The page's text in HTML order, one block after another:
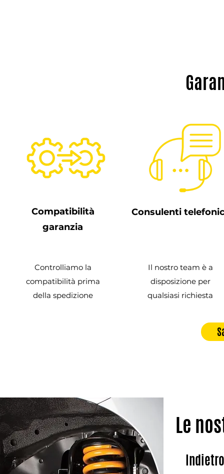
Compatibilità
garanzia
Controlliamo la
compatibilità prima
della spedizione
Consulenti
Il nostro team è a
disposizione per
qualsiasi richiesta
Le
Indietro